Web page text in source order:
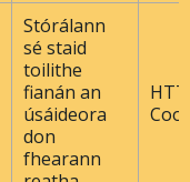
Stórálann
sé staid
toilithe
fianán an
úsáideora
don
fhearann ​​